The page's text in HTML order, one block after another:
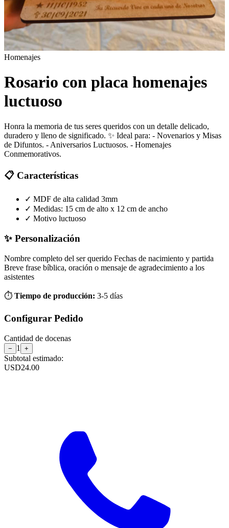
Homenajes
Rosario con placa homenajes
luctuoso
Honra la memoria de tus seres queridos con un detalle delicado,
duradero y lleno de significado. ✨ Ideal para: - Novenarios y Misas
de Difuntos. - Aniversarios Luctuosos. - Homenajes
Conmemorativos.
📋 Características
✓ MDF de alta calidad 3mm
✓ Medidas: 15 cm de alto x 12 cm de ancho
✓ Motivo luctuoso
✨ Personalización
Nombre completo del ser querido Fechas de nacimiento y partida
Breve frase bíblica, oración o mensaje de agradecimiento a los
asistentes
⏱️ Tiempo de producción: 3-5 días
Configurar Pedido
Cantidad de docenas
− 1 +
Subtotal estimado:
USD24.00